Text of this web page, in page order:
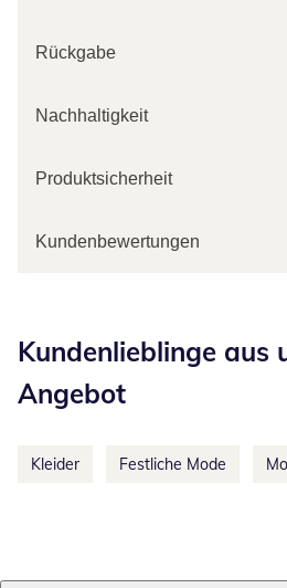
Rückgabe
Nachhaltigkeit
Produktsicherheit
Kundenbewertungen
Kundenlieblinge aus
Angebot
Kleider Festliche Mode